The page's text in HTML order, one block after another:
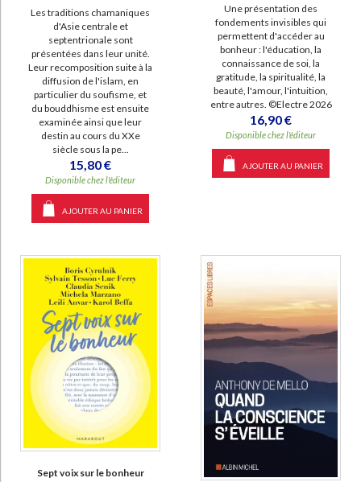
Les traditions chamaniques
d'Asie centrale et
septentrionale sont
présentées dans leur unité.
Leur recomposition suite à la
diffusion de l'islam, en
particulier du soufisme, et
du bouddhisme est ensuite
examinée ainsi que leur
destin au cours du XXe
siècle sous la pe...
15,80 €
Disponible chez l'éditeur
AJOUTER AU PANIER
Une présentation des
fondements invisibles qui
permettent d'accéder au
bonheur : l'éducation, la
connaissance de soi, la
gratitude, la spiritualité, la
beauté, l'amour, l'intuition,
entre autres. ©Electre 2026
16,90 €
Disponible chez l'éditeur
AJOUTER AU PANIER
Sept voix sur le bonheur